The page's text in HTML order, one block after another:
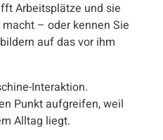
Arbeitsplätze und sie
– oder kennen Sie
auf das vor ihm
Interaktion.
Punkt aufgreifen, weil
Alltag liegt.